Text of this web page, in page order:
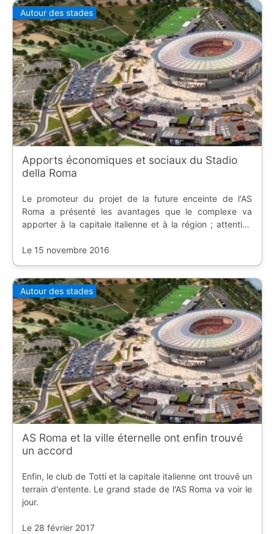
Autour des stades
Apports économiques et sociaux du Stadio
della Roma
Le promoteur du projet de la future enceinte de l'AS
Roma a présenté les avantages que le complexe va
apporter à la capitale italienne et à la région ; attention
Le 15 novembre 2016
Autour des stades
AS Roma et la ville éternelle ont enfin trouvé
un accord
Enfin, le club de Totti et la capitale italienne ont trouvé un
terrain d'entente. Le grand stade de l'AS Roma va voir le
jour.
Le 28 février 2017